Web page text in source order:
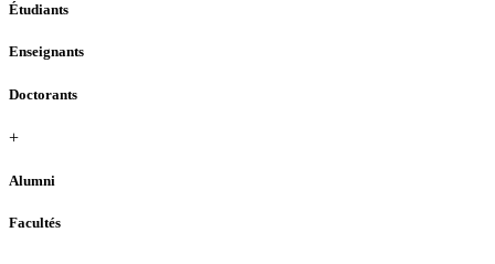
Étudiants
Enseignants
Doctorants
+
Alumni
Facultés